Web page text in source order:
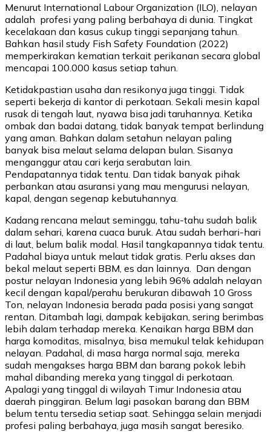
Menurut International Labour Organization (ILO), nelayan
adalah profesi yang paling berbahaya di dunia. Tingkat
kecelakaan dan kasus cukup tinggi sepanjang tahun.
Bahkan hasil study Fish Safety Foundation (2022)
memperkirakan kematian terkait perikanan secara global
mencapai 100.000 kasus setiap tahun.
Ketidakpastian usaha dan resikonya juga tinggi. Tidak
seperti bekerja di kantor di perkotaan. Sekali mesin kapal
rusak di tengah laut, nyawa bisa jadi taruhannya. Ketika
ombak dan badai datang, tidak banyak tempat berlindung
yang aman. Bahkan dalam setahun nelayan paling
banyak bisa melaut selama delapan bulan. Sisanya
menganggur atau cari kerja serabutan lain.
Pendapatannya tidak tentu. Dan tidak banyak pihak
perbankan atau asuransi yang mau mengurusi nelayan,
kapal, dengan segenap kebutuhannya.
Kadang rencana melaut seminggu, tahu-tahu sudah balik
dalam sehari, karena cuaca buruk. Atau sudah berhari-hari
di laut, belum balik modal. Hasil tangkapannya tidak tentu.
Padahal biaya untuk melaut tidak gratis. Perlu akses dan
bekal melaut seperti BBM, es dan lainnya. Dan dengan
postur nelayan Indonesia yang lebih 96% adalah nelayan
kecil dengan kapal/perahu berukuran dibawah 10 Gross
Ton, nelayan Indonesia berada pada posisi yang sangat
rentan. Ditambah lagi, dampak kebijakan, sering berimbas
lebih dalam terhadap mereka. Kenaikan harga BBM dan
harga komoditas, misalnya, bisa memukul telak kehidupan
nelayan. Padahal, di masa harga normal saja, mereka
sudah mengakses harga BBM dan barang pokok lebih
mahal dibanding mereka yang tinggal di perkotaan.
Apalagi yang tinggal di wilayah Timur Indonesia atau
daerah pinggiran. Belum lagi pasokan barang dan BBM
belum tentu tersedia setiap saat. Sehingga selain menjadi
profesi paling berbahaya, juga masih sangat beresiko.